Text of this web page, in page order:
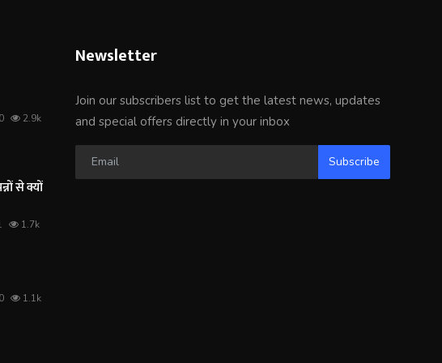
0 2.9k
से क्यों
1.7k
0 1.1k
Newsletter
Join our subscribers list to get the latest news, updates
and special offers directly in your inbox
Subscribe